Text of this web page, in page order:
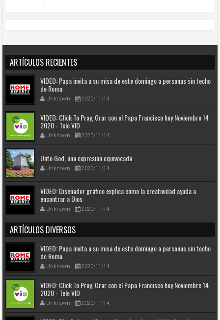
ARTÍCULOS RECIENTES
VIDEO: Papa invita a su misa de este domingo a personas sin techo
de Roma
Unknown 2020/11/14
VIDEO: Click To Pray, Orar con el Papa Francisco hoy Noviembre 14
2020 - Tele VID
Unknown 2020/11/14
Unto God, una expresión equivocada
Unknown 2020/11/14
VIDEO: Diseñador gráfico explica cómo la creatividad ayuda a
encontrar a Dios
Unknown 2020/11/14
ARTÍCULOS DIVERSOS
VIDEO: Papa invita a su misa de este domingo a personas sin techo
de Roma
Unknown 2020/11/14
VIDEO: Click To Pray, Orar con el Papa Francisco hoy Noviembre 14
2020 - Tele VID
Unknown 2020/11/14